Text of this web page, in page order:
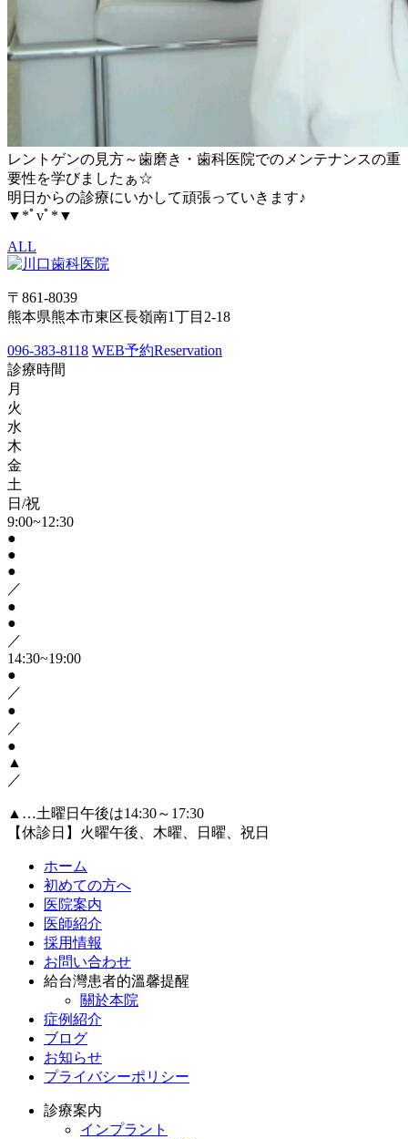
レントゲンの見方～歯磨き・歯科医院でのメンテナンスの重
要性を学びましたぁ☆
明日からの診療にいかして頑張っていきます♪
▼*ﾟvﾟ*▼
ALL
〒861-8039
熊本県熊本市東区長嶺南1丁目2-18
096-383-8118 WEB予約Reservation
診療時間
月
火
水
木
金
土
日/祝
9:00~12:30
●
●
●
／
●
●
／
14:30~19:00
●
／
●
／
●
▲
／
▲…土曜日午後は14:30～17:30
【休診日】火曜午後、木曜、日曜、祝日
ホーム
初めての方へ
医院案内
医師紹介
採用情報
お問い合わせ
給台灣患者的溫馨提醒
關於本院
症例紹介
ブログ
お知らせ
プライバシーポリシー
診療案内
インプラント